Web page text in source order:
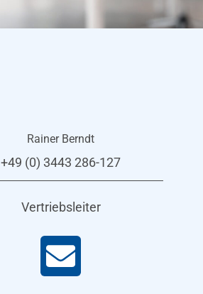
Rainer Berndt
+49 (0) 3443 286-127
Vertriebsleiter